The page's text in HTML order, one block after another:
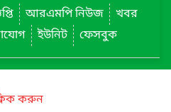
আরএমপি নিউজ
খবর
ইউনিট ফেসবুক
করুন